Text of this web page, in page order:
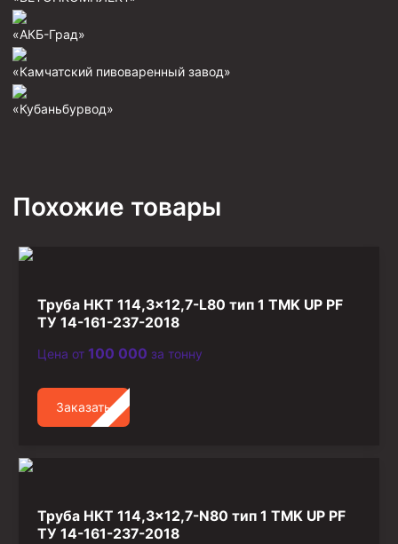
Фрезеры кольцевые
Фрезеры-долота торцевые
Клинья — отклонители
Быстроразъёмные соединения (БРС)
Рукава буровые
Стропы
Стропы канатные
Канаты стальные
Элементы линии обвязки
«АКБ-Град»
«Камчатский пивоваренный завод»
«Кубаньбурвод»
Похожие товары
Труба НКТ 114,3×12,7-L80 тип 1 TMK UP PF
ТУ 14-161-237-2018
Цена от 100 000 за тонну
Заказать
Труба НКТ 114,3×12,7-N80 тип 1 TMK UP PF
ТУ 14-161-237-2018